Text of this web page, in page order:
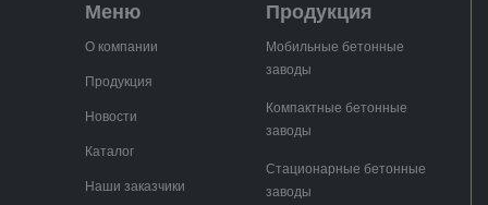
Меню
О компании
Продукция
Новости
Каталог
Наши заказчики
Продукция
Мобильные бетонные
заводы
Компактные бетонные
заводы
Стационарные бетонные
заводы